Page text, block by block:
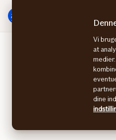
Vi
at
dine